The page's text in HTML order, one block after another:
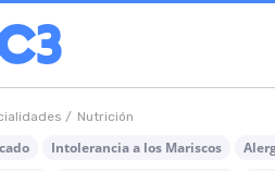
/ Nutrición
Intolerancia a los Mariscos